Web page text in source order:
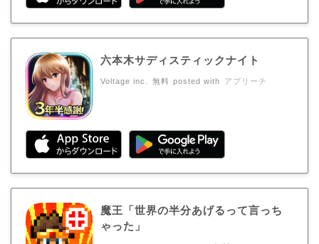
六本木サディスティックナイト
Voltage inc. 無料 posted with アプリーチ
魔王「世界の半分あげるって言っち
ゃった」